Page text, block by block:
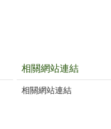
相關網站連結
相關網站連結